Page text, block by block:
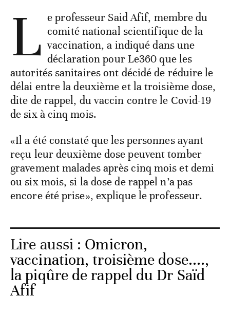
L e professeur Said Afif, membre du
comité national scientifique de la
vaccination, a indiqué dans une
déclaration pour Le360 que les
autorités sanitaires ont décidé de réduire le
délai entre la deuxième et la troisième dose,
dite de rappel, du vaccin contre le Covid-19
de six à cinq mois.
«Il a été constaté que les personnes ayant
reçu leur deuxième dose peuvent tomber
gravement malades après cinq mois et demi
ou six mois, si la dose de rappel n’a pas
encore été prise», explique le professeur.
Lire aussi : Omicron,
vaccination, troisième dose....,
la piqûre de rappel du Dr Saïd
Afif